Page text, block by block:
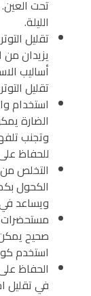
الليلة.
تقليل
يزيدان
أساليب
تقليل
استخدام
الضارة
وتجنب
للحفاظ
التخلص من
الكحول
ويساعد
مستحضرات
صحيح
استخدم
الحفاظ
في تقليل